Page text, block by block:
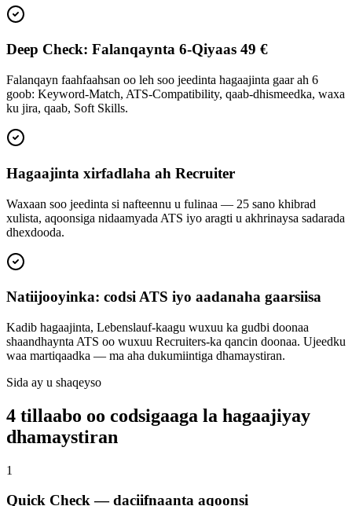
Deep Check: Falanqaynta 6-Qiyaas 49 €
Falanqayn faahfaahsan oo leh soo jeedinta hagaajinta gaar ah 6
goob: Keyword-Match, ATS-Compatibility, qaab-dhismeedka, waxa
ku jira, qaab, Soft Skills.
Hagaajinta xirfadlaha ah Recruiter
Waxaan soo jeedinta si nafteennu u fulinaa — 25 sano khibrad
xulista, aqoonsiga nidaamyada ATS iyo aragti u akhrinaysa sadarada
dhexdooda.
Natiijooyinka: codsi ATS iyo aadanaha gaarsiisa
Kadib hagaajinta, Lebenslauf-kaagu wuxuu ka gudbi doonaa
shaandhaynta ATS oo wuxuu Recruiters-ka qancin doonaa. Ujeedku
waa martiqaadka — ma aha dukumiintiga dhamaystiran.
Sida ay u shaqeyso
4 tillaabo oo codsigaaga la hagaajiyay
dhamaystiran
1
Quick Check — daciifnaanta aqoonsi